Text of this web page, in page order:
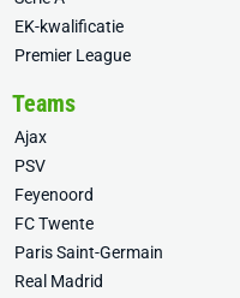
EK-kwalificatie
Premier League
Teams
Ajax
PSV
Feyenoord
FC Twente
Paris Saint-Germain
Real Madrid